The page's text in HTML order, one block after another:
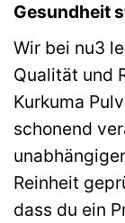
Gesundheit
Wir bei nu3
Qualität und
Kurkuma
schonend
Reinheit
dass du ein